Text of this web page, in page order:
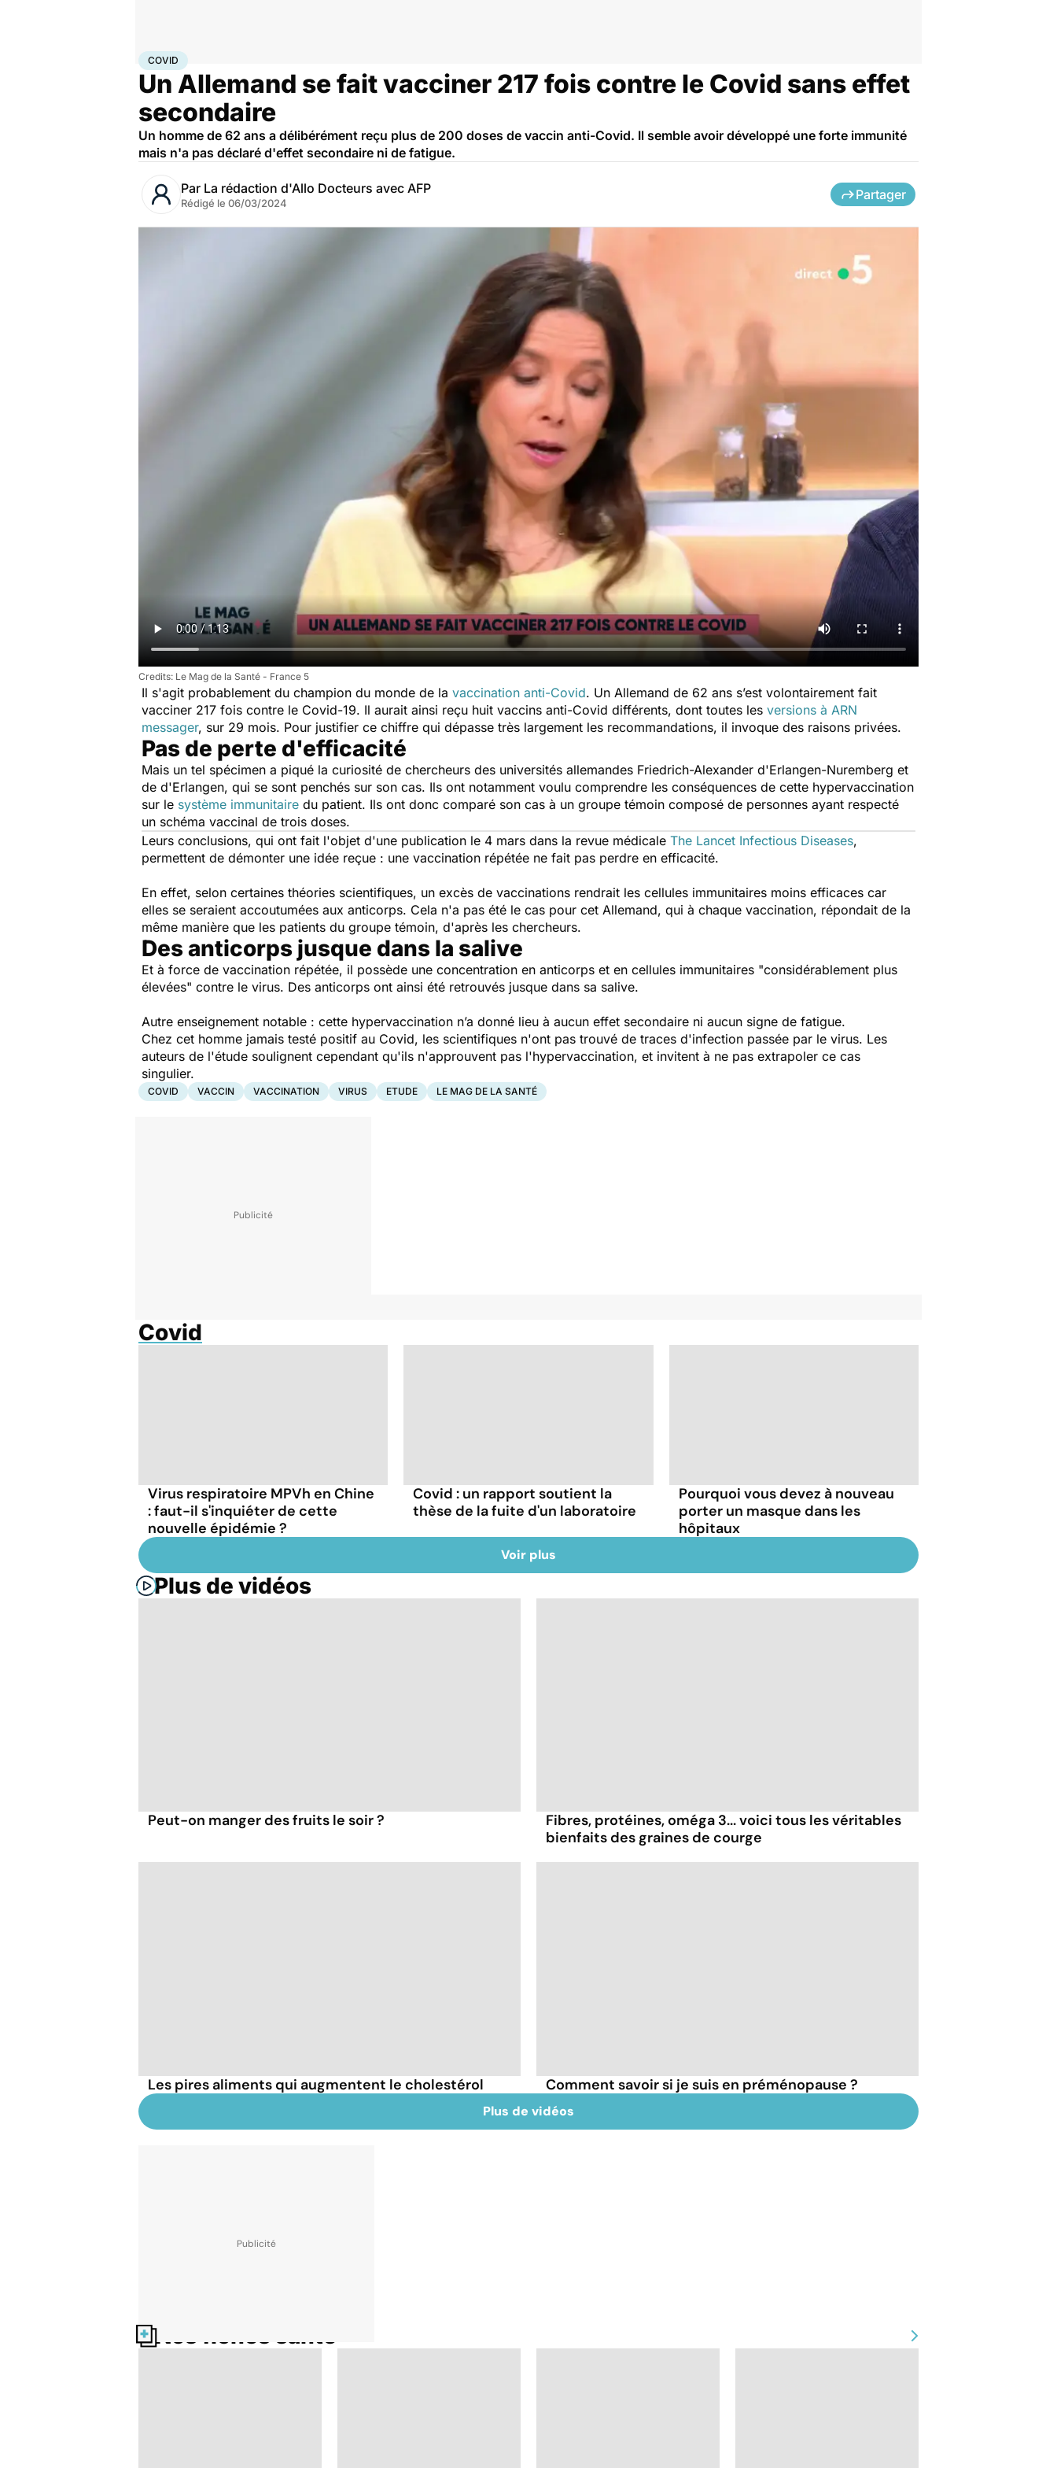
AccueilSanté
COVID
Un Allemand se fait vacciner 217 fois contre le Covid sans effet
secondaire
Un homme de 62 ans a délibérément reçu plus de 200 doses de vaccin anti-Covid. Il semble avoir développé une forte immunité
mais n'a pas déclaré d'effet secondaire ni de fatigue.
Par La rédaction d'Allo Docteurs avec AFP
Rédigé le 06/03/2024
Partager
Le Mag de la Santé - France 5
Il s'agit probablement du champion du monde de la vaccination anti-Covid. Un Allemand de 62 ans s’est volontairement fait
vacciner 217 fois contre le Covid-19. Il aurait ainsi reçu huit vaccins anti-Covid différents, dont toutes les versions à ARN
messager, sur 29 mois. Pour justifier ce chiffre qui dépasse très largement les recommandations, il invoque des raisons privées.
Pas de perte d'efficacité
Mais un tel spécimen a piqué la curiosité de chercheurs des universités allemandes Friedrich-Alexander d'Erlangen-Nuremberg et
de d'Erlangen, qui se sont penchés sur son cas. Ils ont notamment voulu comprendre les conséquences de cette hypervaccination
sur le système immunitaire du patient. Ils ont donc comparé son cas à un groupe témoin composé de personnes ayant respecté
un schéma vaccinal de trois doses.
Leurs conclusions, qui ont fait l'objet d'une publication le 4 mars dans la revue médicale The Lancet Infectious Diseases,
permettent de démonter une idée reçue : une vaccination répétée ne fait pas perdre en efficacité.
En effet, selon certaines théories scientifiques, un excès de vaccinations rendrait les cellules immunitaires moins efficaces car
elles se seraient accoutumées aux anticorps. Cela n'a pas été le cas pour cet Allemand, qui à chaque vaccination, répondait de la
même manière que les patients du groupe témoin, d'après les chercheurs.
Des anticorps jusque dans la salive
Et à force de vaccination répétée, il possède une concentration en anticorps et en cellules immunitaires "considérablement plus
élevées" contre le virus. Des anticorps ont ainsi été retrouvés jusque dans sa salive.
Autre enseignement notable : cette hypervaccination n’a donné lieu à aucun effet secondaire ni aucun signe de fatigue.
Chez cet homme jamais testé positif au Covid, les scientifiques n'ont pas trouvé de traces d'infection passée par le virus. Les
auteurs de l'étude soulignent cependant qu'ils n'approuvent pas l'hypervaccination, et invitent à ne pas extrapoler ce cas
singulier.
COVID VACCIN VACCINATION VIRUS ETUDE LE MAG DE LA SANTÉ
Covid
Virus respiratoire MPVh en Chine
: faut-il s'inquiéter de cette
nouvelle épidémie ?
Covid : un rapport soutient la
thèse de la fuite d'un laboratoire
Pourquoi vous devez à nouveau
porter un masque dans les
hôpitaux
Voir plus
Plus de vidéos
Peut-on manger des fruits le soir ?
Fibres, protéines, oméga 3... voici tous les véritables
bienfaits des graines de courge
Les pires aliments qui augmentent le cholestérol Comment savoir si je suis en préménopause ?
Plus de vidéos
Nos fiches santé